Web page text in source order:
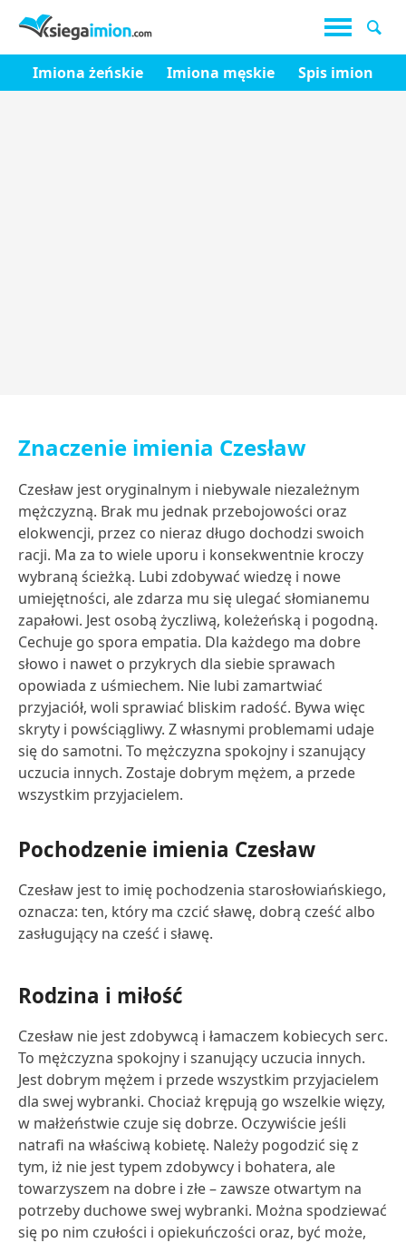
Imiona żeńskie Imiona męskie Spis imion
Znaczenie imienia Czesław
Czesław jest oryginalnym i niebywale niezależnym
mężczyzną. Brak mu jednak przebojowości oraz
elokwencji, przez co nieraz długo dochodzi swoich
racji. Ma za to wiele uporu i konsekwentnie kroczy
wybraną ścieżką. Lubi zdobywać wiedzę i nowe
umiejętności, ale zdarza mu się ulegać słomianemu
zapałowi. Jest osobą życzliwą, koleżeńską i pogodną.
Cechuje go spora empatia. Dla każdego ma dobre
słowo i nawet o przykrych dla siebie sprawach
opowiada z uśmiechem. Nie lubi zamartwiać
przyjaciół, woli sprawiać bliskim radość. Bywa więc
skryty i powściągliwy. Z własnymi problemami udaje
się do samotni. To mężczyzna spokojny i szanujący
uczucia innych. Zostaje dobrym mężem, a przede
wszystkim przyjacielem.
Pochodzenie imienia Czesław
Czesław jest to imię pochodzenia starosłowiańskiego,
oznacza: ten, który ma czcić sławę, dobrą cześć albo
zasługujący na cześć i sławę.
Rodzina i miłość
Czesław nie jest zdobywcą i łamaczem kobiecych serc.
To mężczyzna spokojny i szanujący uczucia innych.
Jest dobrym mężem i przede wszystkim przyjacielem
dla swej wybranki. Chociaż krępują go wszelkie więzy,
w małżeństwie czuje się dobrze. Oczywiście jeśli
natrafi na właściwą kobietę. Należy pogodzić się z
tym, iż nie jest typem zdobywcy i bohatera, ale
towarzyszem na dobre i złe – zawsze otwartym na
potrzeby duchowe swej wybranki. Można spodziewać
się po nim czułości i opiekuńczości oraz, być może,